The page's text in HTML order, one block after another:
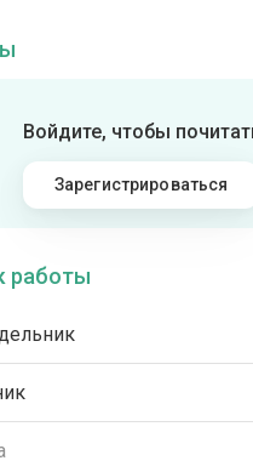
Войдите, чтобы
Зарегистрироваться
работы